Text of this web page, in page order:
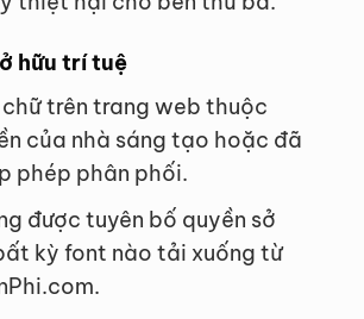
hữu trí tuệ
trên trang web thuộc
của nhà sáng tạo hoặc đã
phép phân phối.
được tuyên bố quyền sở
kỳ font nào tải xuống từ